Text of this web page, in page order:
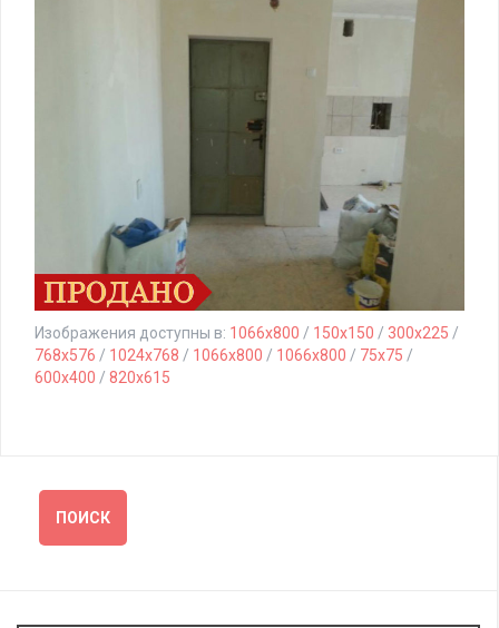
Изображения доступны в: 1066x800 / 150x150 / 300x225 /
768x576 / 1024x768 / 1066x800 / 1066x800 / 75x75 /
600x400 / 820x615